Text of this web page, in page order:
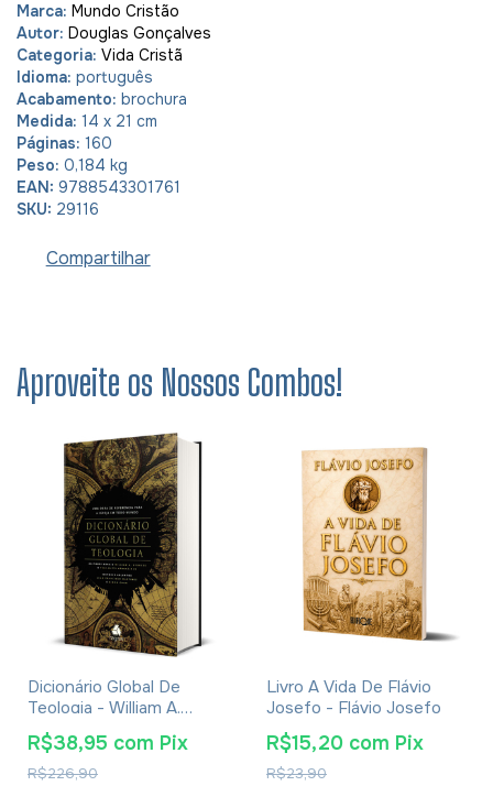
Marca: Mundo Cristão
Autor: Douglas Gonçalves
Categoria: Vida Cristã
Idioma: português
Acabamento: brochura
Medida: 14 x 21 cm
Páginas: 160
Peso: 0,184 kg
EAN: 9788543301761
SKU: 29116
Compartilhar
Aproveite os Nossos Combos!
Dicionário Global De
Teologia - William A.
Dyrness
R$226,90
R$38,95 com Pix
Livro A Vida De Flávio
Josefo - Flávio Josefo
R$23,90
R$15,20 com Pix